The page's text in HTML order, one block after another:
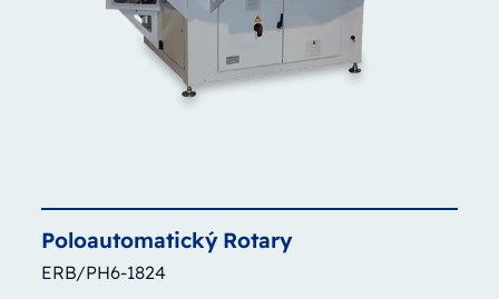
Poloautomatický Rotary
ERB/PH6-1824